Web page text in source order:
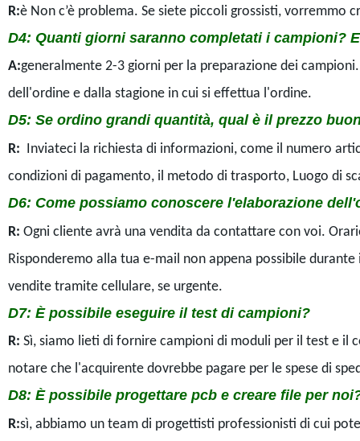
R:è Non c’è problema. Se siete piccoli grossisti, vorremmo
D4: Quanti giorni saranno completati i campioni?
A:generalmente 2-3 giorni per la preparazione dei
dell'ordine e dalla stagione in cui si effettua l'ordine.
D5: Se ordino grandi quantità, qual è il prezzo
R: Inviateci la richiesta di informazioni, come il numero
condizioni di pagamento, il metodo di trasporto, Luogo di
D6: Come possiamo conoscere l'elaborazione
R: Ogni cliente avrà una vendita da contattare con voi.
Risponderemo alla tua e-mail non appena possibile
vendite tramite cellulare, se urgente.
D7: È possibile eseguire il test di campioni?
R: Sì, siamo lieti di fornire campioni di moduli per il test e il
notare che l'acquirente dovrebbe pagare per le spese di
D8: È possibile progettare pcb e creare file per
R:sì, abbiamo un team di progettisti professionisti di cui